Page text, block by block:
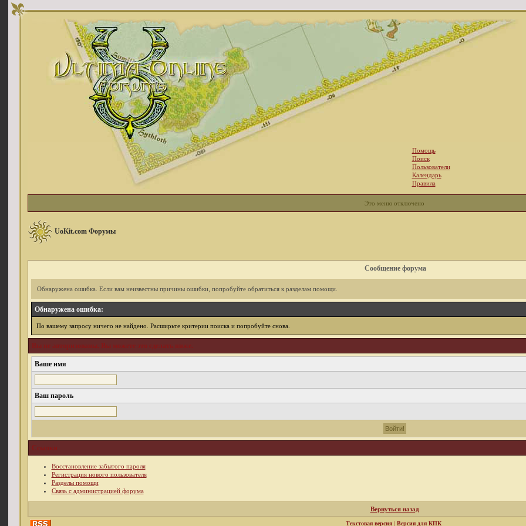
Помощь
Поиск
Пользователи
Календарь
Правила
Это меню отключено
UoKit.com Форумы
Сообщение форума
Обнаружена ошибка. Если вам неизвестны причины ошибки, попробуйте обратиться к разделам помощи.
Обнаружена ошибка:
По вашему запросу ничего не найдено. Расширьте критерии поиска и попробуйте снова.
Вы не авторизованы. Вы можете это сделать ниже.
Ваше имя
Ваш пароль
Ссылки
Восстановление забытого пароля
Регистрация нового пользователя
Разделы помощи
Связь с администрацией форума
Вернуться назад
Текстовая версия| Версия для КПК